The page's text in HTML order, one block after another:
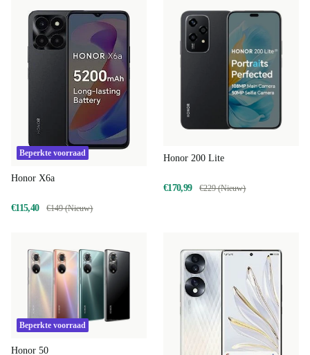
Beperkte voorraad
Honor X6a
€115,40 €149 (Nieuw)
Honor 200 Lite
€170,99 €229 (Nieuw)
Beperkte voorraad
Honor 50